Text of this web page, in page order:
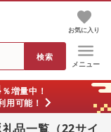
お気に入り
メニュー
％増量中！
用可能！
品一覧（22サイ